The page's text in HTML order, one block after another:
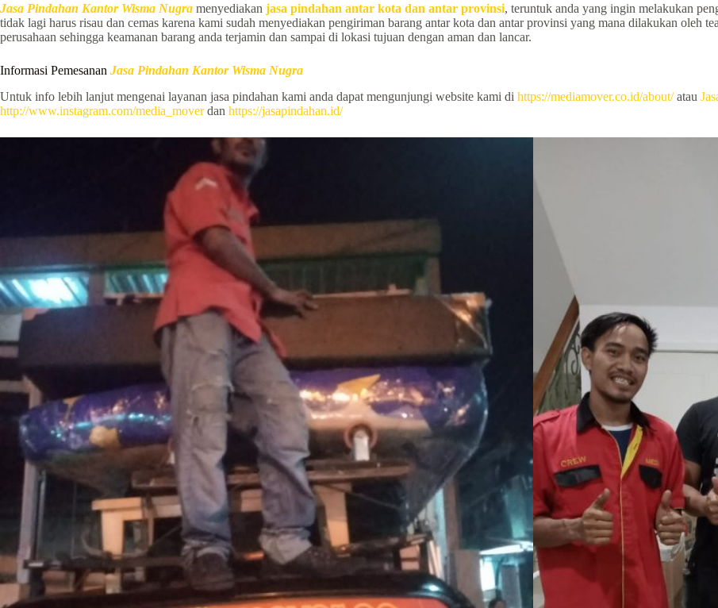
Jasa Pindahan Kantor Wisma Nugra menyediakan jasa pindahan antar kota dan antar provinsi, teruntuk anda yang ingin melakukan
tidak lagi harus risau dan cemas karena kami sudah menyediakan pengiriman barang antar kota dan antar provinsi yang mana dilakukan oleh
perusahaan sehingga keamanan barang anda terjamin dan sampai di lokasi tujuan dengan aman dan lancar.
Informasi Pemesanan Jasa Pindahan Kantor Wisma Nugra
Untuk info lebih lanjut mengenai layanan jasa pindahan kami anda dapat mengunjungi website kami di https://mediamover.co.id/about/atau
http://www.instagram.com/media_moverdan https://jasapindahan.id/